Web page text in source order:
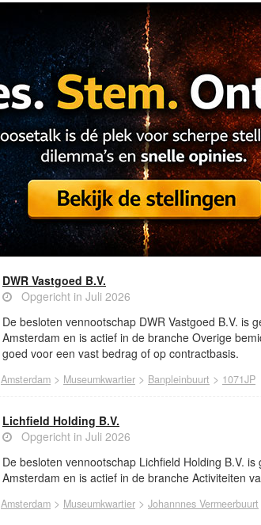
DWR Vastgoed B.V.
Opgericht in Juli 2026
De besloten vennootschap DWR Vastgoed B.V. is
Amsterdam en is actief in de branche Overige
goed voor een vast bedrag of op contractbasis.
Amsterdam > Museumkwartier > Banpleinbuurt > 1071JP
Lichfield Holding B.V.
Opgericht in Juli 2026
De besloten vennootschap Lichfield Holding B.V.
Amsterdam en is actief in de branche Activiteiten
Amsterdam > Museumkwartier > Johannnes Vermeerbuurt